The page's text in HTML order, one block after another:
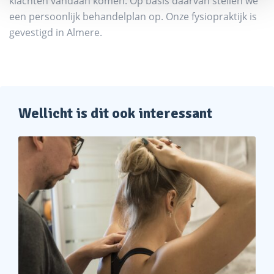
een persoonlijk behandelplan op. Onze fysiopraktijk is
gevestigd in Almere.
Wellicht is dit ook interessant